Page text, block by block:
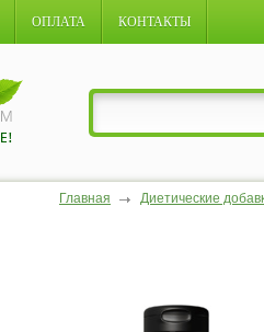
ОПЛАТА КОНТАКТЫ
Главная Диетические